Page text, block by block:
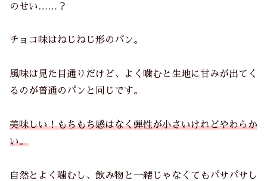
のせい……？
チョコ味はねじねじ形のパン。
風味は見た目通りだけど、よく噛むと生地に甘みが出てく
るのが普通のパンと同じです。
美味しい！もちもち感はなく弾性が小さいけれどやわらか
い。
自然とよく噛むし、飲み物と一緒じゃなくてもパサパサし